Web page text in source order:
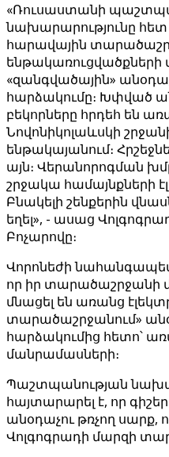
«Ռուսաստանի
նախարարությունը հետ
հարավային
«զանգվածային»
հարձակումը։ Խփված
բեկորները հրդեհ են
Նովոնիկոլաևսկի
ենթակայանում։
այն։ Վերանորոգման
շրջակա համայնքների
Բնակելի շենքերին
եղել», - ասաց
Բոչարովը։
Վորոնեժի
որ իր տարածաշրջանի
մնացել են առանց
տարածաշրջանում»
հարձակումից հետո՝
մանրամասների։
Պաշտպանության
հայտարարել է, որ
անօդաչու թռչող սարք,
Վոլգոգրադի մարզի